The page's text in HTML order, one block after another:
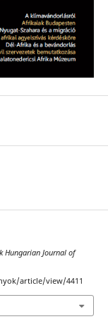
Hungarian Journal of
article/view/4411